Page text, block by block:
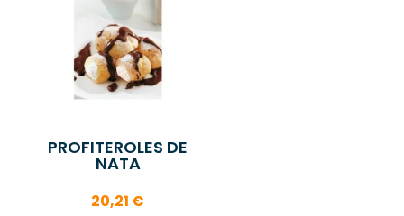
PROFITEROLES DE
NATA
20,21 €